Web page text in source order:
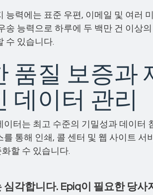
능력에는 표준 우편, 이메일 및 여러
송 능력으로 하루에 두 백만 건 이상
수 있습니다.
품질 보증과
데이터 관리
이터는 최고 수준의 기밀성과 데이터
를 통해 인쇄, 콜 센터 및 웹 사이트
할 수 있습니다.
심각합니다. Epiq이 필요한 당사